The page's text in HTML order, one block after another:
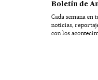
Boletín de
Cada semana en
noticias,
con los